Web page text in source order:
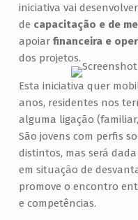
iniciativa vai
de capacitação e de
apoiar financeira e
dos projetos.
Esta iniciativa quer
anos, residentes nos
alguma ligação
São jovens com perfis
distintos, mas será
em situação de
promove o encontro
e competências.